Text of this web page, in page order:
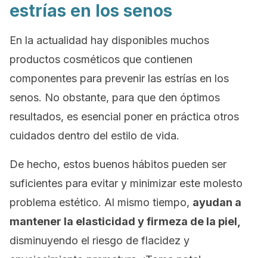
estrías en los senos
En la actualidad hay disponibles muchos
productos cosméticos que contienen
componentes para prevenir las estrías en los
senos. No obstante, para que den óptimos
resultados, es esencial poner en práctica otros
cuidados dentro del estilo de vida.
De hecho, estos buenos hábitos pueden ser
suficientes para evitar y minimizar este molesto
problema estético. Al mismo tiempo, ayudan a
mantener la elasticidad y firmeza de la piel,
disminuyendo el riesgo de flacidez y